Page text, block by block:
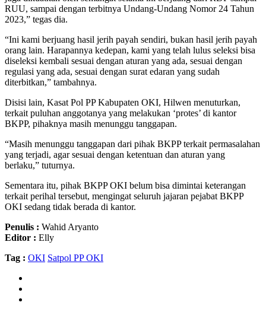
RUU, sampai dengan terbitnya Undang-Undang Nomor 24 Tahun
2023,” tegas dia.
“Ini kami berjuang hasil jerih payah sendiri, bukan hasil jerih payah
orang lain. Harapannya kedepan, kami yang telah lulus seleksi bisa
diseleksi kembali sesuai dengan aturan yang ada, sesuai dengan
regulasi yang ada, sesuai dengan surat edaran yang sudah
diterbitkan,” tambahnya.
Disisi lain, Kasat Pol PP Kabupaten OKI, Hilwen menuturkan,
terkait puluhan anggotanya yang melakukan ‘protes’ di kantor
BKPP, pihaknya masih menunggu tanggapan.
“Masih menunggu tanggapan dari pihak BKPP terkait permasalahan
yang terjadi, agar sesuai dengan ketentuan dan aturan yang
berlaku,” tuturnya.
Sementara itu, pihak BKPP OKI belum bisa dimintai keterangan
terkait perihal tersebut, mengingat seluruh jajaran pejabat BKPP
OKI sedang tidak berada di kantor.
Penulis : Wahid Aryanto
Editor : Elly
Tag : OKI Satpol PP OKI